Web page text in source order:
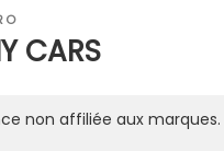
CARS
non affiliée aux marques.